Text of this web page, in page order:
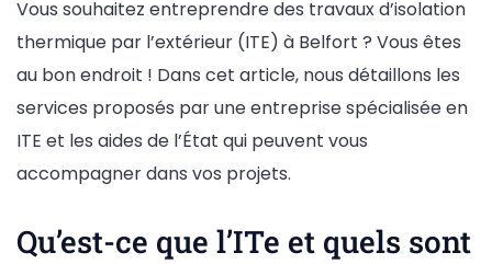
Vous souhaitez entreprendre des travaux d’isolation
thermique par l’extérieur (ITE) à Belfort ? Vous êtes
au bon endroit ! Dans cet article, nous détaillons les
services proposés par une entreprise spécialisée en
ITE et les aides de l’État qui peuvent vous
accompagner dans vos projets.
Qu’est-ce que l’ITe et quels sont